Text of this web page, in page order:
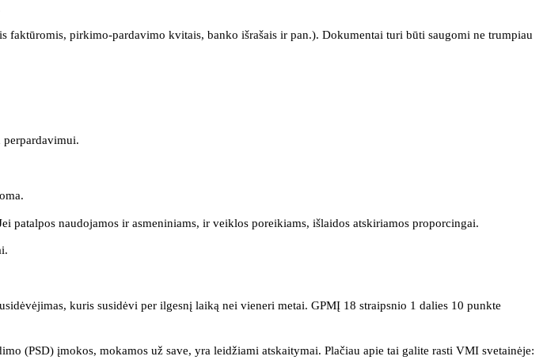
faktūromis, pirkimo-pardavimo kvitais, banko išrašais ir pan.). Dokumentai turi būti saugomi ne trumpiau
patalpos naudojamos ir asmeniniams, ir veiklos poreikiams, išlaidos atskiriamos proporcingai.
kuris susidėvi per ilgesnį laiką nei vieneri metai. GPMĮ 18 straipsnio 1 dalies 10 punkte
(PSD) įmokos, mokamos už save, yra leidžiami atskaitymai. Plačiau apie tai galite rasti VMI svetainėje: